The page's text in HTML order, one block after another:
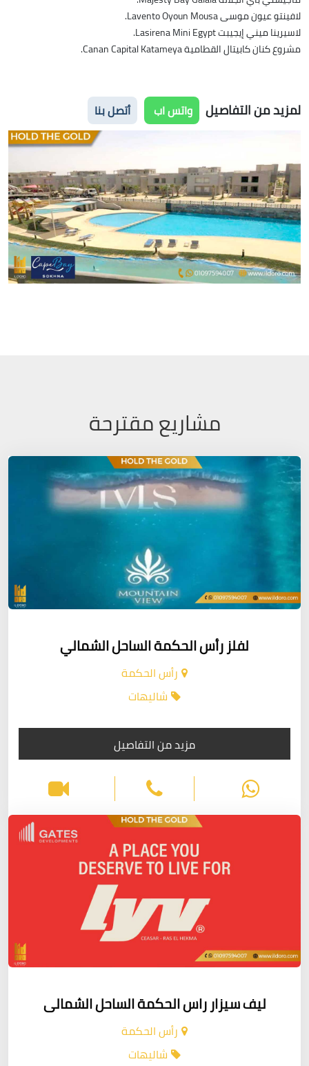
لافينتو عيون موسى Lavento Oyoun Mousa.
لاسيرينا ميني إيجيبت Lasirena Mini Egypt.
مشروع كنان كابيتال القطامية Canan Capital Katameya.
لمزيد من التفاصيل واتس اب أتصل بنا
مشاريع مقترحة
لفلز رأس الحكمة الساحل الشمالي
رأس الحكمة
شاليهات
مزيد من التفاصيل
ليف سيزار راس الحكمة الساحل الشمالى
رأس الحكمة
شاليهات